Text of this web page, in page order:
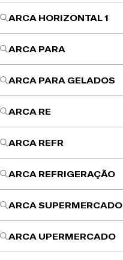
ARCA HORIZONTAL 1
ARCA PARA
ARCA PARA GELADOS
ARCA RE
ARCA REFR
ARCA REFRIGERAÇÃO
ARCA SUPERMERCADO
ARCA UPERMERCADO